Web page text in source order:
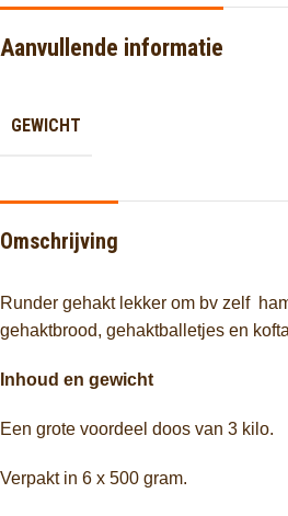
Aanvullende informatie
GEWICHT
Omschrijving
Runder gehakt lekker om bv zelf
gehaktbrood, gehaktballetjes en
Inhoud en gewicht
Een grote voordeel doos van 3 kilo.
Verpakt in 6 x 500 gram.